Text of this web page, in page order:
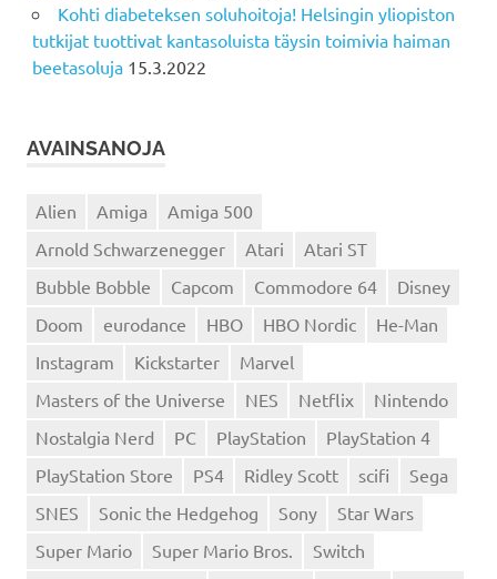
Kohti diabeteksen soluhoitoja! Helsingin yliopiston
tutkijat tuottivat kantasoluista täysin toimivia haiman
beetasoluja 15.3.2022
AVAINSANOJA
Alien Amiga
Amiga 500
Arnold Schwarzenegger
Atari
Atari ST
Bubble Bobble
Capcom Commodore 64
Disney
Doom
eurodance HBO HBO Nordic
He-Man
Instagram
Kickstarter
Marvel
Masters of the Universe
NES Netflix
Nintendo
Nostalgia Nerd
PC PlayStation
PlayStation 4
PlayStation Store
PS4 Ridley Scott scifi
Sega
SNES
Sonic the Hedgehog Sony
Star Wars
Super Mario
Super Mario Bros.
Switch